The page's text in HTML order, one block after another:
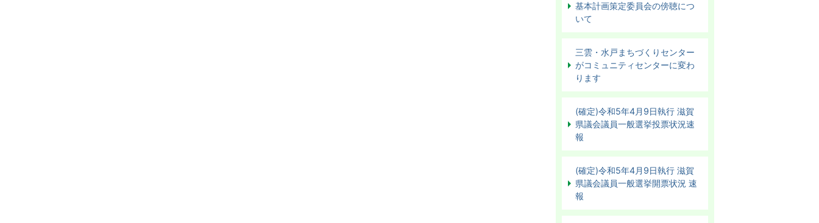
基本計画策定委員会の傍聴につ
いて
三雲・水戸まちづくりセンター
がコミュニティセンターに変わ
ります
(確定)令和5年4月9日執行 滋賀
県議会議員一般選挙投票状況速
報
(確定)令和5年4月9日執行 滋賀
県議会議員一般選挙開票状況 速
報